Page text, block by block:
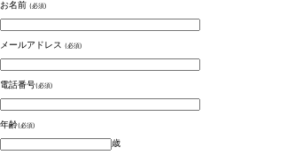
お名前 (必須)
メールアドレス (必須)
電話番号(必須)
年齢(必須)
歳